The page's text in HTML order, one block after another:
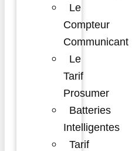
Le
Compteur
Communicant
Le
Tarif
Prosumer
Batteries
Intelligentes
Tarif